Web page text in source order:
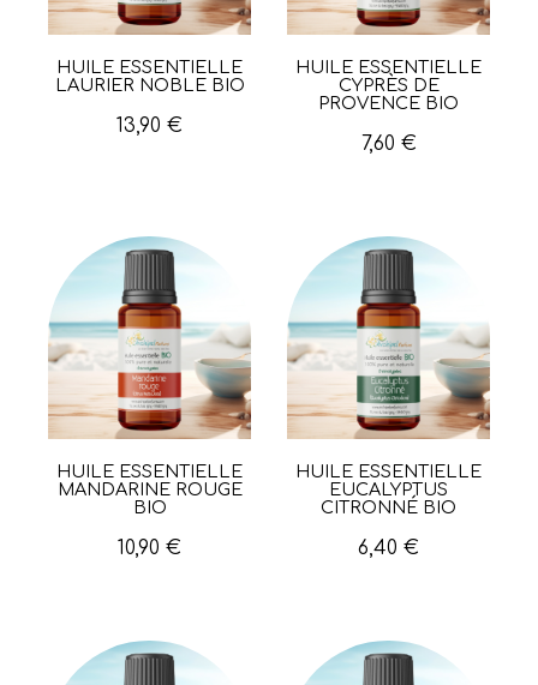
Aperçu rapide
HUILE ESSENTIELLE
LAURIER NOBLE BIO
13,90 €
Aperçu rapide
HUILE ESSENTIELLE
CYPRÈS DE
PROVENCE BIO
7,60 €
Aperçu rapide
HUILE ESSENTIELLE
MANDARINE ROUGE
BIO
10,90 €
Aperçu rapide
HUILE ESSENTIELLE
EUCALYPTUS
CITRONNÉ BIO
6,40 €